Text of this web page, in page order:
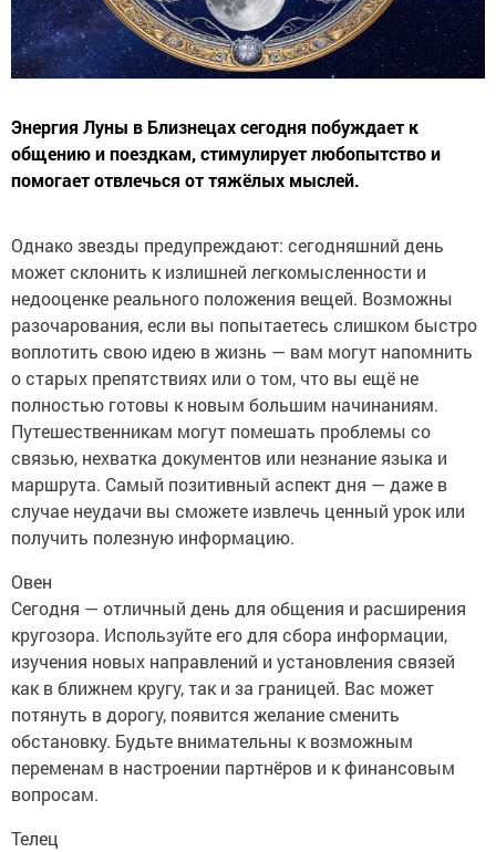
Энергия Луны в Близнецах сегодня побуждает к
общению и поездкам, стимулирует любопытство и
помогает отвлечься от тяжёлых мыслей.
Однако звезды предупреждают: сегодняшний день
может склонить к излишней легкомысленности и
недооценке реального положения вещей. Возможны
разочарования, если вы попытаетесь слишком быстро
воплотить свою идею в жизнь — вам могут напомнить
о старых препятствиях или о том, что вы ещё не
полностью готовы к новым большим начинаниям.
Путешественникам могут помешать проблемы со
связью, нехватка документов или незнание языка и
маршрута. Самый позитивный аспект дня — даже в
случае неудачи вы сможете извлечь ценный урок или
получить полезную информацию.
Овен
Сегодня — отличный день для общения и расширения
кругозора. Используйте его для сбора информации,
изучения новых направлений и установления связей
как в ближнем кругу, так и за границей. Вас может
потянуть в дорогу, появится желание сменить
обстановку. Будьте внимательны к возможным
переменам в настроении партнёров и к финансовым
вопросам.
Телец